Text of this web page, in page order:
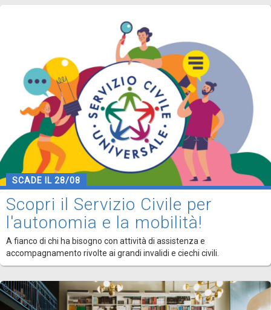
SCADE IL 28/08
Scopri il Servizio Civile per
l'autonomia e la mobilità!
A fianco di chi ha bisogno con attività di assistenza e
accompagnamento rivolte ai grandi invalidi e ciechi civili.